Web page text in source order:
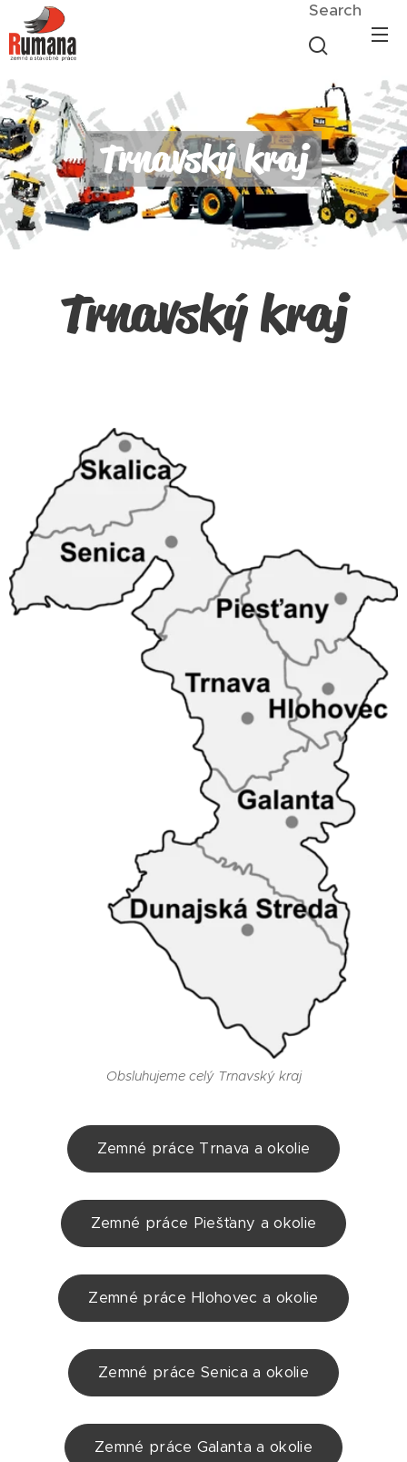
Search
Trnavský kraj
Trnavský kraj
Obsluhujeme celý Trnavský kraj
Zemné práce Trnava a okolie
Zemné práce Piešťany a okolie
Zemné práce Hlohovec a okolie
Zemné práce Senica a okolie
Zemné práce Galanta a okolie